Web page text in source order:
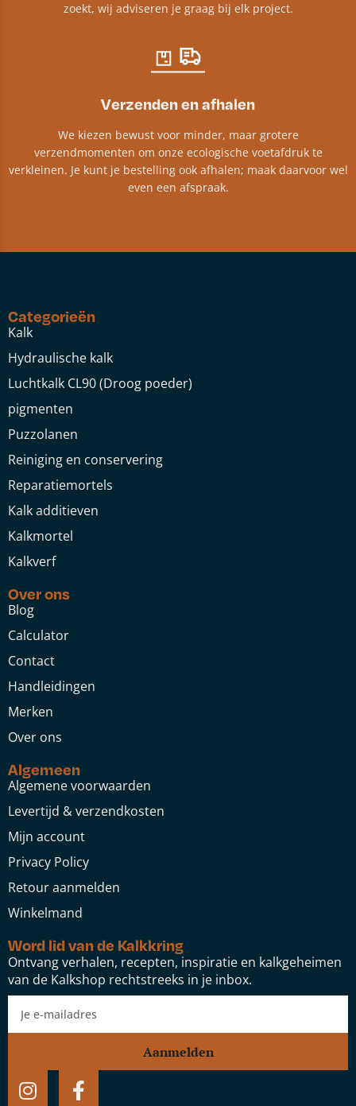
zoekt, wij adviseren je graag bij elk project.​
Verzenden en afhalen
We kiezen bewust voor minder, maar grotere
verzendmomenten om onze ecologische voetafdruk te
verkleinen. Je kunt je bestelling ook afhalen; maak daarvoor wel
even een afspraak.
Categorieën
Kalk
Hydraulische kalk
Luchtkalk CL90 (Droog poeder)
pigmenten
Puzzolanen
Reiniging en conservering
Reparatiemortels
Kalk additieven
Kalkmortel
Kalkverf
Over ons
Blog
Calculator
Contact
Handleidingen
Merken
Over ons
Algemeen
Algemene voorwaarden
Levertijd & verzendkosten
Mijn account
Privacy Policy
Retour aanmelden
Winkelmand
Word lid van de Kalkkring
Ontvang verhalen, recepten, inspiratie en kalkgeheimen
van de Kalkshop rechtstreeks in je inbox.
Aanmelden